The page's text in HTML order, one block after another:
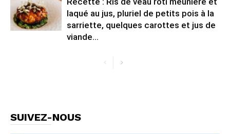
laqué au jus, pluriel de petits pois à la
sarriette, quelques carottes et jus de
viande...
SUIVEZ-NOUS